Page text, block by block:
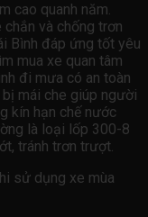
cao quanh năm.
và chống trơn
Bình đáp ứng tốt yêu
mua xe quan tâm
đi mưa có an toàn
bị mái che giúp người
kín hạn chế nước
là loại lốp 300-8
tránh trơn trượt.
sử dụng xe mùa